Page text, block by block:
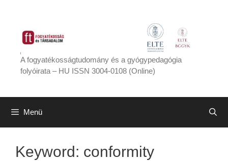
tartalomba
A fogyatékosságtudomány és a gyógypedagógia
folyóirata – HU ISSN 3004-0108 (Online)
Menü
Keyword: conformity